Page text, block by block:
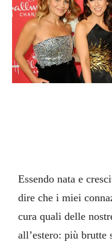
Essendo nata e
dire che i miei
cura quali delle
all’estero: più